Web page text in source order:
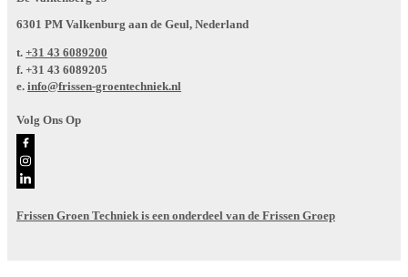
6301 PM Valkenburg aan de Geul, Nederland
t. +31 43 6089200
f. +31 43 6089205
e. info@frissen-groentechniek.nl
Volg Ons Op
Frissen Groen Techniek is een onderdeel van de Frissen Groep